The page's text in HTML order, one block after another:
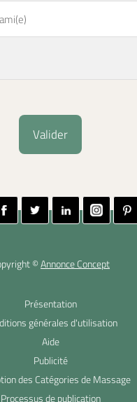
©Annonce Concept
Présentation
générales d'utilisation
Aide
Publicité
des Catégories de Massage
Processus de publication